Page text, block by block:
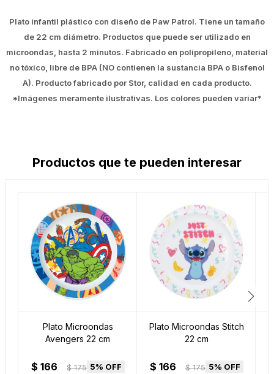
Plato infantil plástico con diseño de Paw Patrol. Tiene un tamaño
de 22 cm diámetro. Productos que puede ser utilizado en
microondas, hasta 2 minutos. Fabricado en polipropileno, material
no tóxico, libre de BPA (NO contienen la sustancia BPA o Bisfenol
A). Producto fabricado por Stor, calidad en cada producto.
*Imágenes meramente ilustrativas. Los colores pueden variar*
Productos que te pueden interesar
Plato Microondas
Avengers 22 cm
$ 166 $ 175 5
Plato Microondas Stitch
22 cm
$ 166 $ 175 5